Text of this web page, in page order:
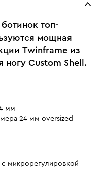
топ-
мощная
Twinframe из
Custom Shell.
мм
24 мм oversized
микрорегулировкой